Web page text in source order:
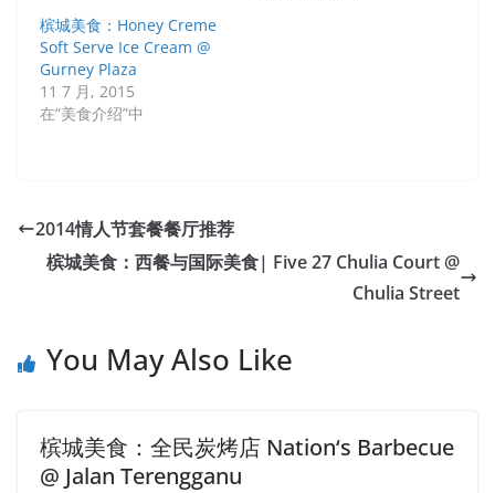
槟城美食：Honey Creme
Soft Serve Ice Cream @
Gurney Plaza
11 7 月, 2015
在“美食介绍”中
2014情人节套餐餐厅推荐
槟城美食：西餐与国际美食| Five 27 Chulia Court @
Chulia Street
You May Also Like
槟城美食：全民炭烤店 Nation‘s Barbecue
@ Jalan Terengganu